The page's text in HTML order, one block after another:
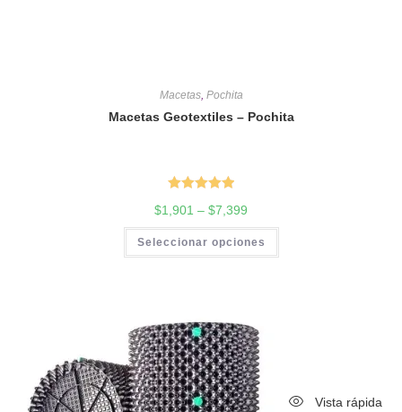
Macetas, Pochita
Macetas Geotextiles – Pochita
$1,901 – $7,399
Seleccionar opciones
Vista rápida